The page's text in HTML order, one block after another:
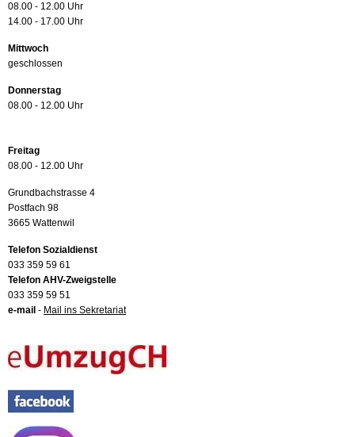
08.00 - 12.00 Uhr
14.00 - 17.00 Uhr
Mittwoch
geschlossen
Donnerstag
08.00 - 12.00 Uhr
Freitag
08.00 - 12.00 Uhr
Grundbachstrasse 4
Postfach 98
3665 Wattenwil
Telefon Sozialdienst
033 359 59 61
Telefon AHV-Zweigstelle
033 359 59 51
e-mail - Mail ins Sekretariat